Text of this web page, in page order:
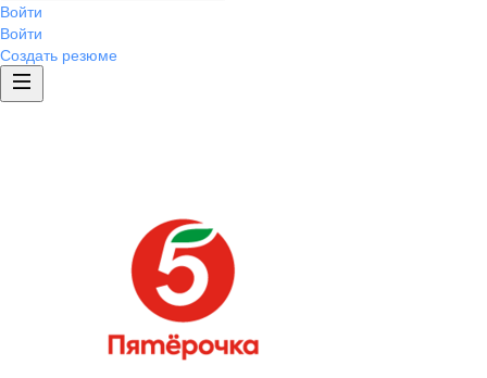
Войти
Войти
Создать резюме